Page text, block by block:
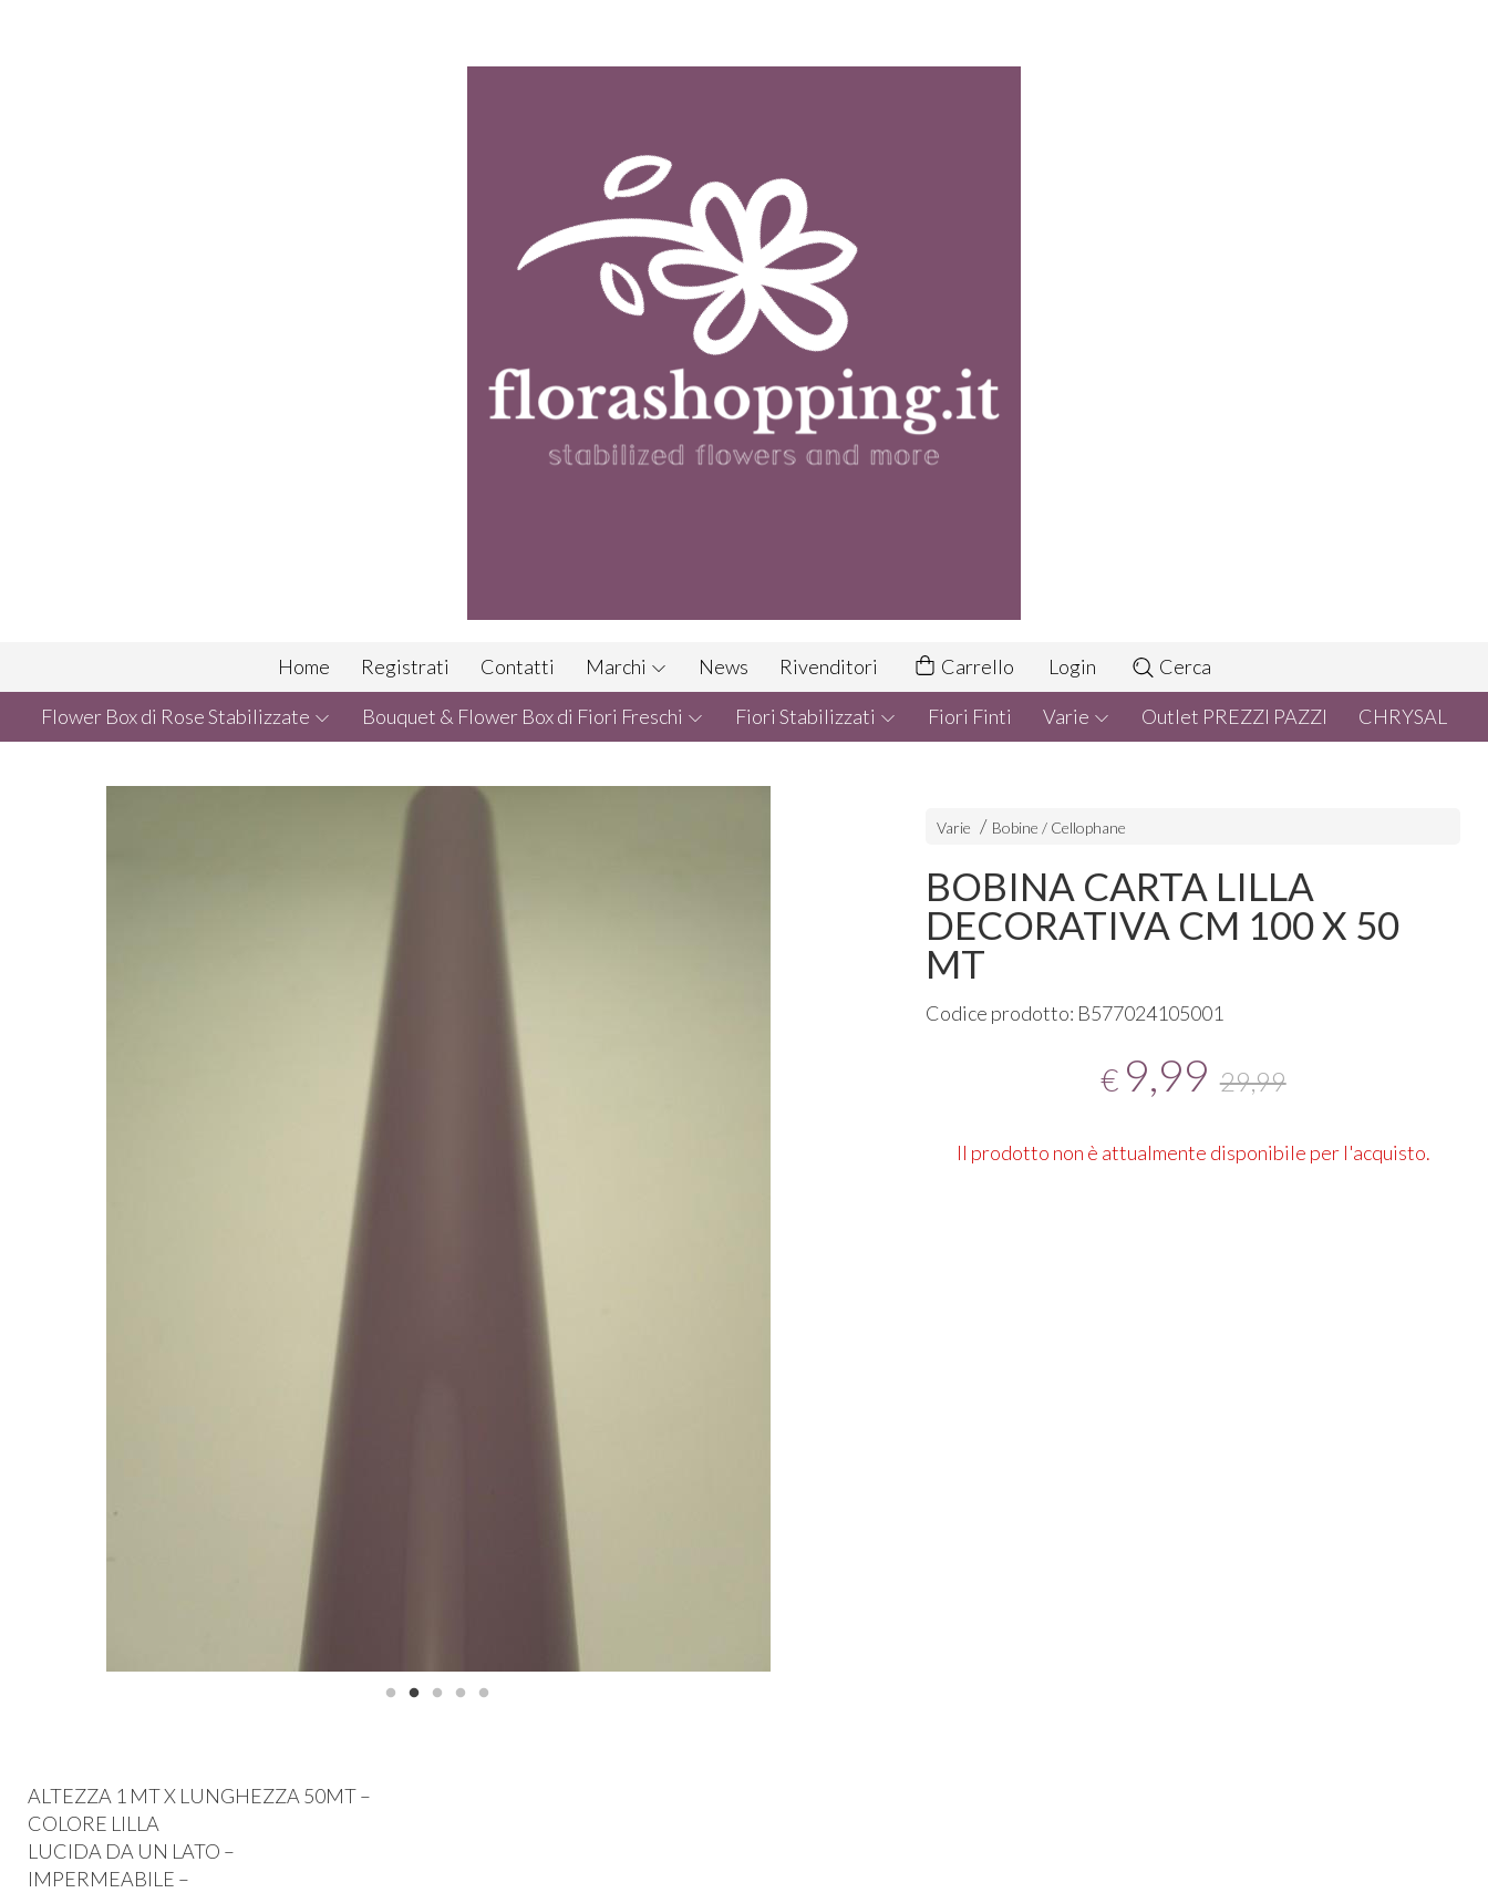
Home Registrati Contatti Marchi News Rivenditori Carrello Login Cerca
Flower Box di Rose Stabilizzate Bouquet & Flower Box di Fiori Freschi Fiori Stabilizzati Fiori Finti Varie Outlet PREZZI PAZZI CHRYSAL
Varie Bobine / Cellophane
BOBINA CARTA LILLA
DECORATIVA CM 100 X 50
MT
Codice prodotto: B577024105001
€ 9,99 29,99
Il prodotto non è attualmente disponibile per l'acquisto.
ALTEZZA 1 MT X LUNGHEZZA 50MT –
COLORE LILLA
LUCIDA DA UN LATO –
IMPERMEABILE –